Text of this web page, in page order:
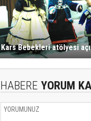
Kars Bebekleri atölyesi
HABERE YORUM